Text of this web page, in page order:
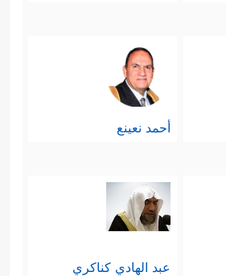
أحمد نعينع
عبد الهادي كناكري